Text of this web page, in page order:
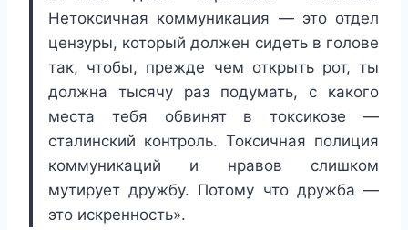
Нетоксичная коммуникация — это отдел
цензуры, который должен сидеть в голове
так, чтобы, прежде чем открыть рот, ты
должна тысячу раз подумать, с какого
места тебя обвинят в токсикозе —
сталинский контроль. Токсичная полиция
коммуникаций и нравов слишком
мутирует дружбу. Потому что дружба —
это искренность».